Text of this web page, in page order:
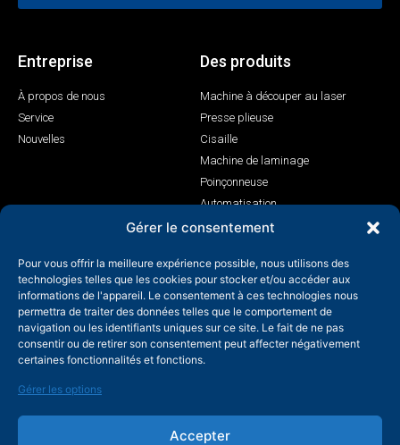
Gérer le consentement
Pour vous offrir la meilleure expérience possible, nous utilisons des
technologies telles que les cookies pour stocker et/ou accéder aux
informations de l'appareil. Le consentement à ces technologies nous
permettra de traiter des données telles que le comportement de
navigation ou les identifiants uniques sur ce site. Le fait de ne pas
consentir ou de retirer son consentement peut affecter négativement
certaines fonctionnalités et fonctions.
Gérer les options
Accepter
Entreprise
À propos de nous
Service
Nouvelles
Des produits
Machine à découper au laser
Presse plieuse
Cisaille
Machine de laminage
Poinçonneuse
Automatisation
Machine de soudage laser
+86-158-9507-5134
info@shenchong.com
Tianshun Road, parc industriel de Yangshan, Wuxi, Jiangsu,
Chine 214156